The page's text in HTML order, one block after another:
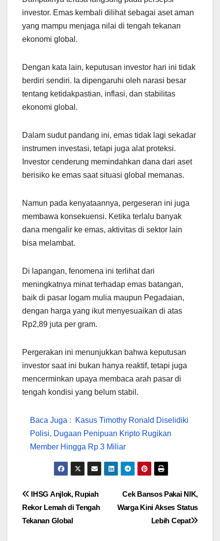
investor. Emas kembali dilihat sebagai aset aman
yang mampu menjaga nilai di tengah tekanan
ekonomi global.
Dengan kata lain, keputusan investor hari ini tidak
berdiri sendiri. Ia dipengaruhi oleh narasi besar
tentang ketidakpastian, inflasi, dan stabilitas
ekonomi global.
Dalam sudut pandang ini, emas tidak lagi sekadar
instrumen investasi, tetapi juga alat proteksi.
Investor cenderung memindahkan dana dari aset
berisiko ke emas saat situasi global memanas.
Namun pada kenyataannya, pergeseran ini juga
membawa konsekuensi. Ketika terlalu banyak
dana mengalir ke emas, aktivitas di sektor lain
bisa melambat.
Di lapangan, fenomena ini terlihat dari
meningkatnya minat terhadap emas batangan,
baik di pasar logam mulia maupun Pegadaian,
dengan harga yang ikut menyesuaikan di atas
Rp2,89 juta per gram.
Pergerakan ini menunjukkan bahwa keputusan
investor saat ini bukan hanya reaktif, tetapi juga
mencerminkan upaya membaca arah pasar di
tengah kondisi yang belum stabil.
Baca Juga :
Kasus Timothy Ronald Diselidiki
Polisi, Dugaan Penipuan Kripto Rugikan
Member Hingga Rp 3 Miliar
Navigasi
pos
Cek Bansos Pakai NIK,
Warga Kini Akses Status
Lebih Cepat
IHSG Anjlok, Rupiah
Rekor Lemah di Tengah
Tekanan Global